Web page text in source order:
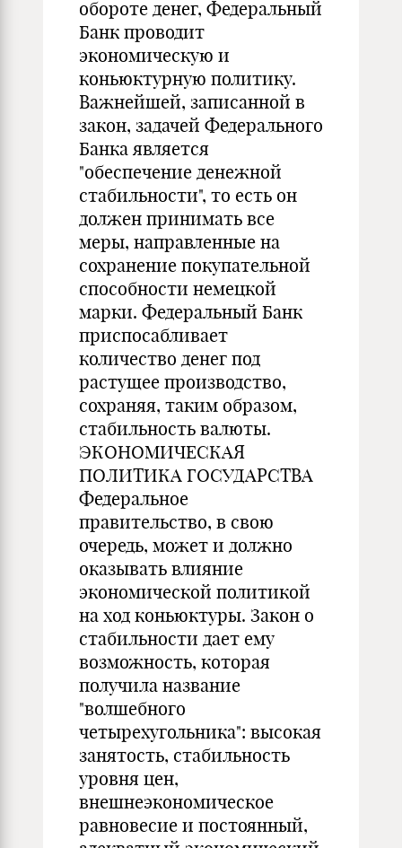
обороте денег, Федеральный
Банк проводит
экономическую и
коньюктурную политику.
Важнейшей, записанной в
закон, задачей Федерального
Банка является
"обеспечение денежной
стабильности", то есть он
должен принимать все
меры, направленные на
сохранение покупательной
способности немецкой
марки. Федеральный Банк
приспосабливает
количество денег под
растущее производство,
сохраняя, таким образом,
стабильность валюты.
ЭКОНОМИЧЕСКАЯ
ПОЛИТИКА ГОСУДАРСТВА
Федеральное
правительство, в свою
очередь, может и должно
оказывать влияние
экономической политикой
на ход коньюктуры. Закон о
стабильности дает ему
возможность, которая
получила название
"волшебного
четырехугольника": высокая
занятость, стабильность
уровня цен,
внешнеэкономическое
равновесие и постоянный,